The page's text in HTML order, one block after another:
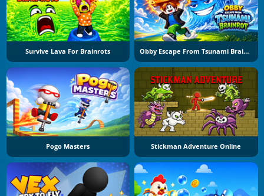
Survive Lava For Brainrots Obby Escape From Tsunami Brainrot
Pogo Masters Stickman Adventure Online